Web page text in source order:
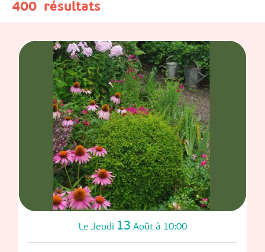
400 résultats
Le Jeudi 13 Août à 10:00